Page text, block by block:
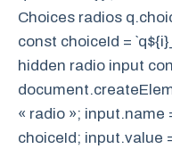
Choices radios
const choiceId =
hidden radio input
« radio »; input.name
choiceId; input.value